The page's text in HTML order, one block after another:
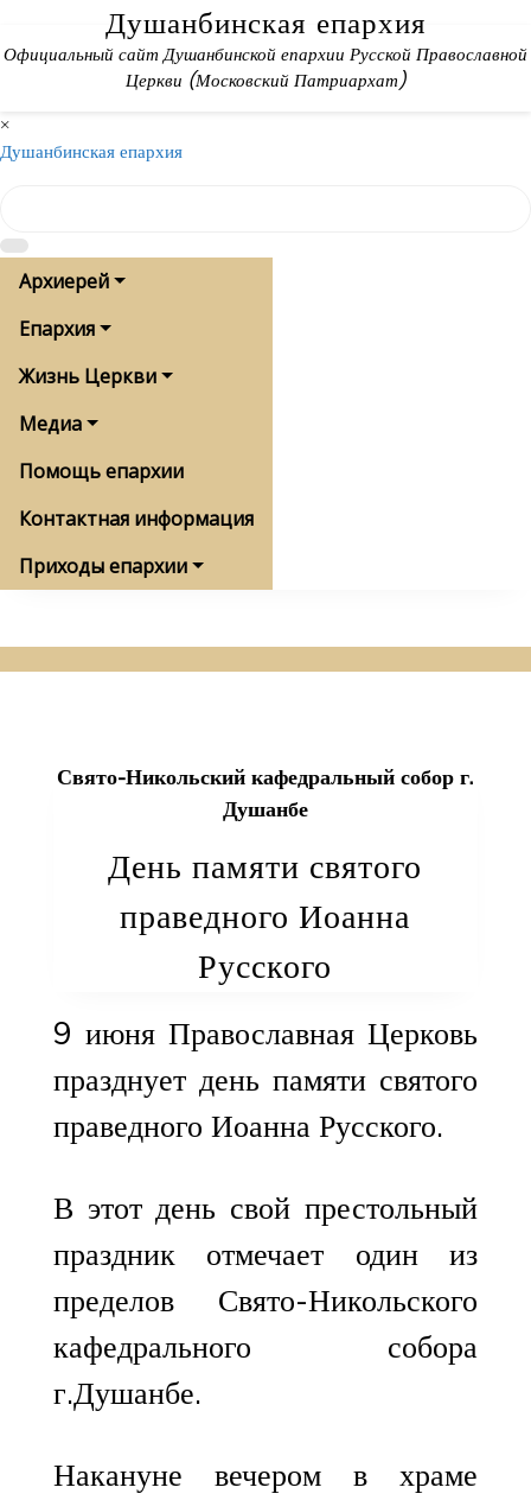
content
Душанбинская епархия
Официальный сайт Душанбинской епархии Русской Православной
Церкви (Московский Патриархат)
×
Душанбинская епархия
Архиерей
Епархия
Жизнь Церкви
Медиа
Помощь епархии
Контактная информация
Приходы епархии
Свято-Никольский кафедральный собор г.
Душанбе
День памяти святого
праведного Иоанна
Русского
9 июня Православная Церковь
празднует день памяти святого
праведного Иоанна Русского.
В этот день свой престольный
праздник отмечает один из
пределов Свято-Никольского
кафедрального собора
г.Душанбе.
Накануне вечером в храме